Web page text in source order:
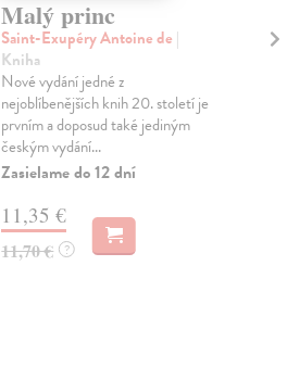
Malý princ
Saint-Exupéry Antoine de |
Kniha
Nové vydání jedné z
nejoblíbenějších knih 20. století je
prvním a doposud také jediným
českým vydání...
Zasielame do 12 dní
11,35 €
11,70 € ?